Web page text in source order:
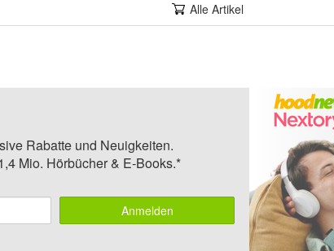
Alle Artikel
Rabatte und Neuigkeiten.
Mio. Hörbücher & E-Books.*
Anmelden